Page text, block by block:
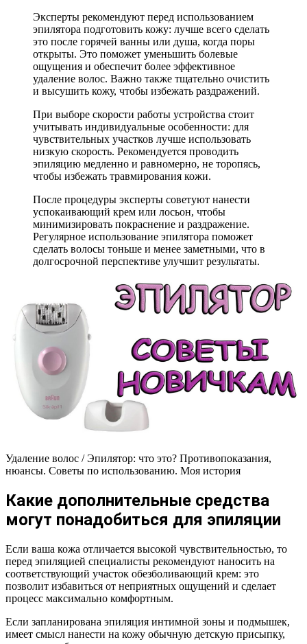
Эксперты рекомендуют перед использованием
эпилятора подготовить кожу: лучше всего сделать
это после горячей ванны или душа, когда поры
открыты. Это поможет уменьшить болевые
ощущения и обеспечит более эффективное
удаление волос. Важно также тщательно очистить
и высушить кожу, чтобы избежать раздражений.
При выборе скорости работы устройства стоит
учитывать индивидуальные особенности: для
чувствительных участков лучше использовать
низкую скорость. Рекомендуется проводить
эпиляцию медленно и равномерно, не торопясь,
чтобы избежать травмирования кожи.
После процедуры эксперты советуют нанести
успокаивающий крем или лосьон, чтобы
минимизировать покраснение и раздражение.
Регулярное использование эпилятора поможет
сделать волосы тоньше и менее заметными, что в
долгосрочной перспективе улучшит результаты.
Удаление волос / Эпилятор: что это? Противопоказания,
нюансы. Советы по использованию. Моя история
Какие дополнительные средства
могут понадобиться для эпиляции
Если ваша кожа отличается высокой чувствительностью, то
перед эпиляцией специалисты рекомендуют наносить на
соответствующий участок обезболивающий крем: это
позволит избавиться от неприятных ощущений и сделает
процесс максимально комфортным.
Если запланирована эпиляция интимной зоны и подмышек,
имеет смысл нанести на кожу обычную детскую присыпку,